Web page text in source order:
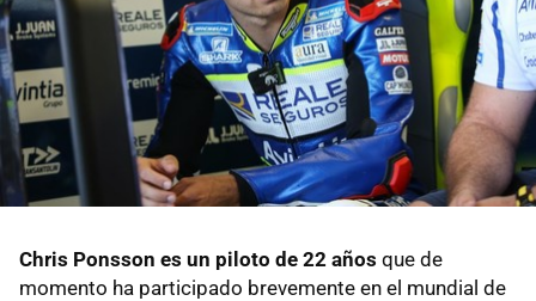
Chris Ponsson es un piloto de 22 años que de
momento ha participado brevemente en el mundial de